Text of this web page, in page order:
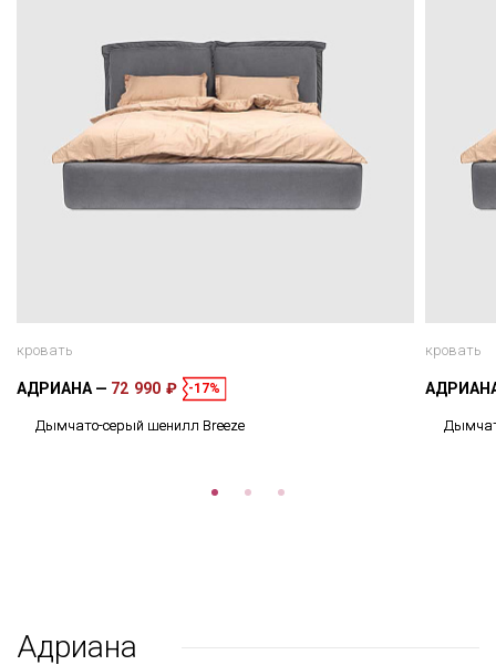
кровать
АДРИАНА 72 990 ₽ -17%
Дымчато-серый шенилл Breeze
кровать
Адриана